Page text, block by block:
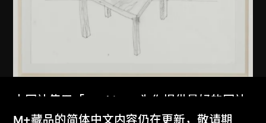
本网站使用「Cookies」为你提供最好的网站
体验。
M+藏品的简体中文内容仍在更新，敬请期